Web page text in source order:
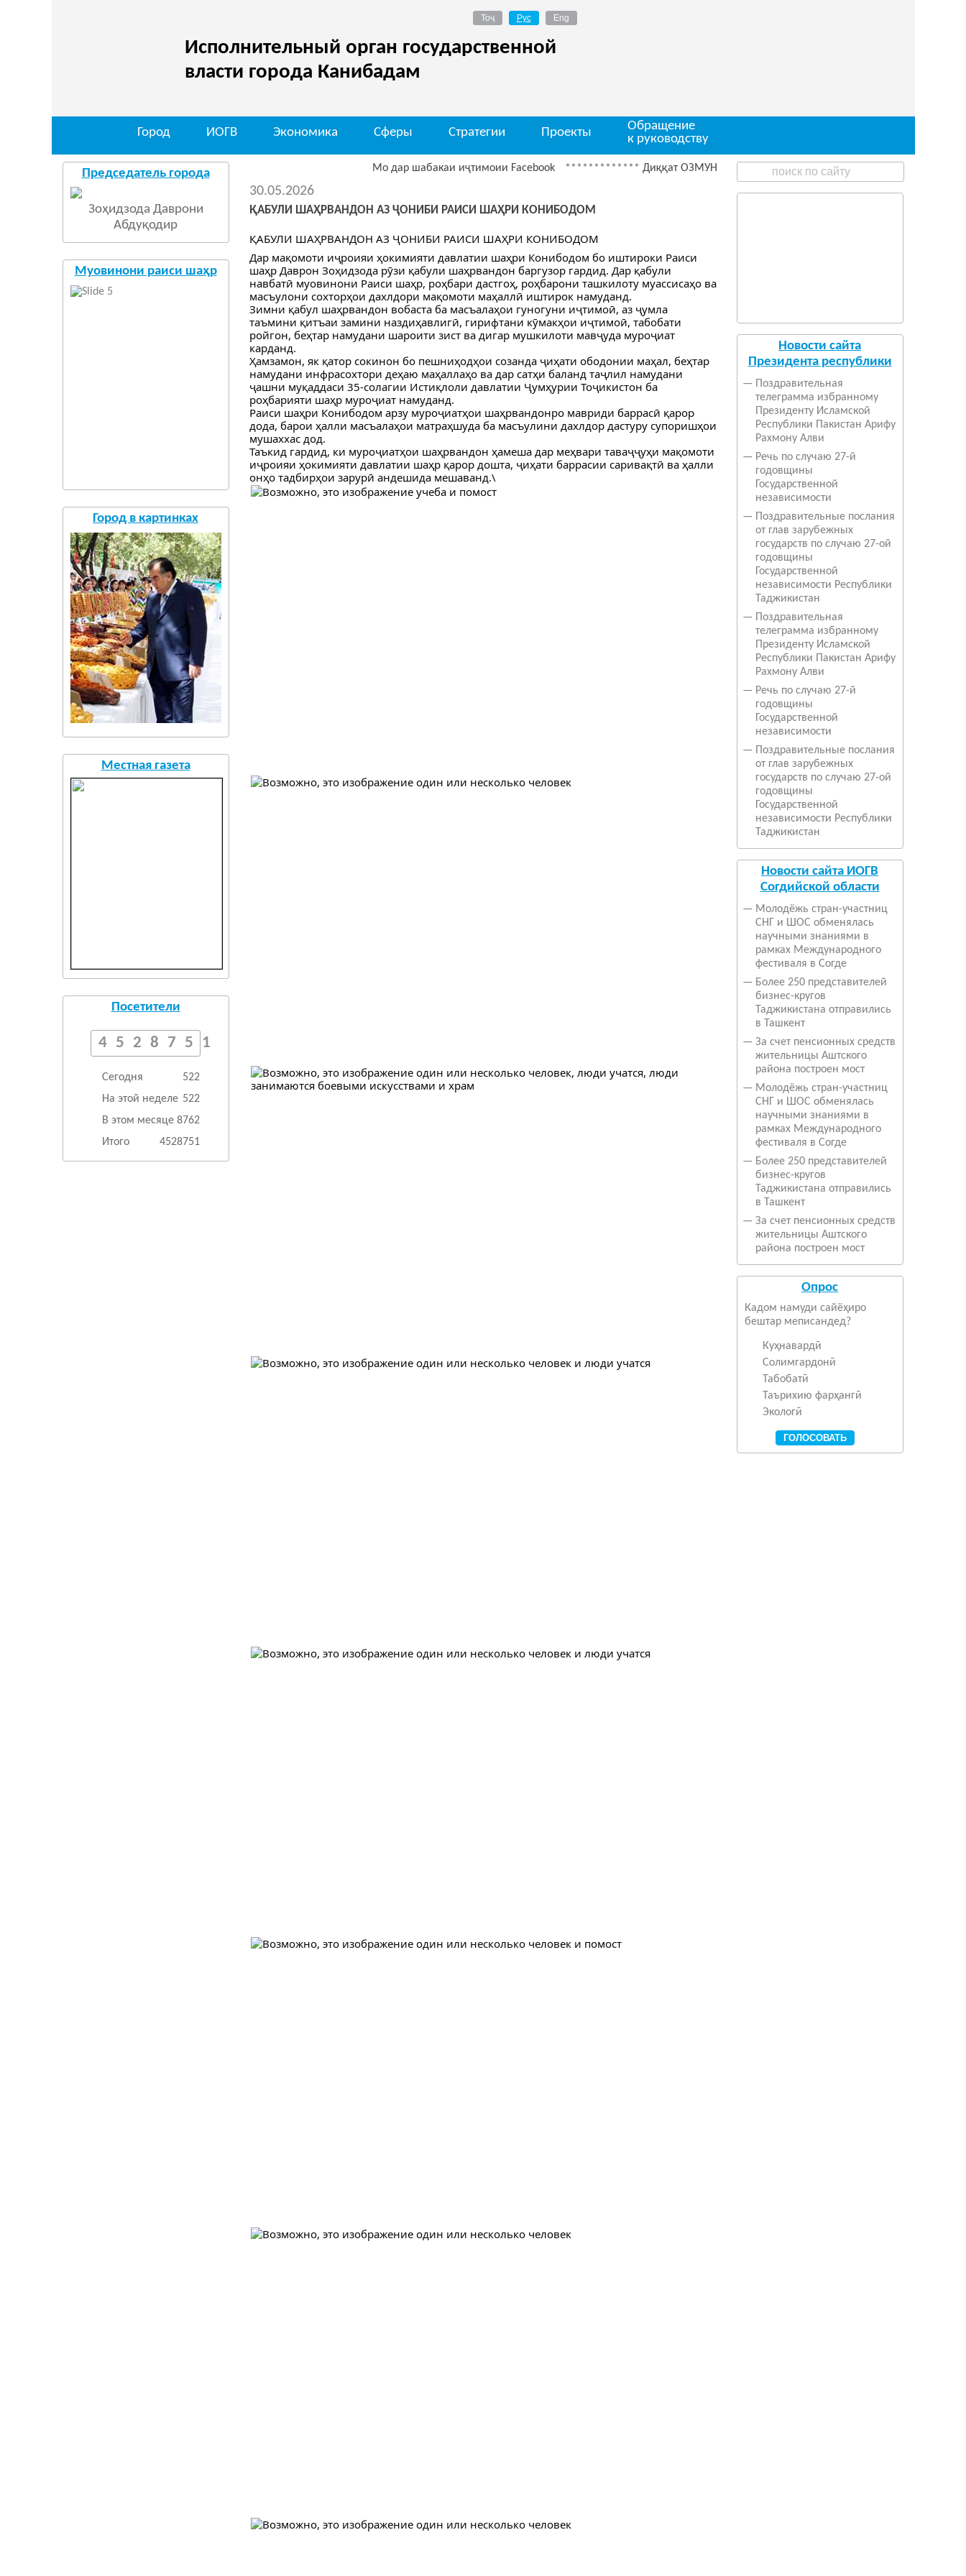
Исполнительный орган государственной
власти города Канибадам
Город ИОГВ Экономика Сферы Стратегии Проекты
Обращение
к руководству
Председатель города
Зоҳидзода Даврони
Абдуқодир
Муовинони раиси шаҳр
Город в картинках
Местная газета
Посетители
4528751
Сегодня
522
На этой неделе 522
В этом месяце 8762
Итого
4528751
Мо дар шабакаи иҷтимоии Facebook *************Диққат ОЗМУН барои ишғоли чои корӣ
30.05.2026
ҚАБУЛИ ШАҲРВАНДОН АЗ ҶОНИБИ РАИСИ ШАҲРИ КОНИБОДОМ
ҚАБУЛИ ШАҲРВАНДОН АЗ ҶОНИБИ РАИСИ ШАҲРИ КОНИБОДОМ
Дар мақомоти иҷроияи ҳокимияти давлатии шаҳри Конибодом бо иштироки Раиси
шаҳр Даврон Зоҳидзода рӯзи қабули шаҳрвандон баргузор гардид. Дар қабули
навбатӣ муовинони Раиси шаҳр, роҳбари дастгоҳ, роҳбарони ташкилоту муассисаҳо ва
масъулони сохторҳои дахлдори мақомоти маҳаллӣ иштирок намуданд.
Зимни қабул шаҳрвандон вобаста ба масъалаҳои гуногуни иҷтимоӣ, аз ҷумла
таъмини қитъаи замини наздиҳавлигӣ, гирифтани кӯмакҳои иҷтимоӣ, табобати
ройгон, беҳтар намудани шароити зист ва дигар мушкилоти мавҷуда муроҷиат
карданд.
Ҳамзамон, як қатор сокинон бо пешниҳодҳои созанда ҷиҳати ободонии маҳал, беҳтар
намудани инфрасохтори деҳаю маҳаллаҳо ва дар сатҳи баланд таҷлил намудани
ҷашни муқаддаси 35-солагии Истиқлоли давлатии Ҷумҳурии Тоҷикистон ба
роҳбарияти шаҳр муроҷиат намуданд.
Раиси шаҳри Конибодом арзу муроҷиатҳои шаҳрвандонро мавриди баррасӣ қарор
дода, барои ҳалли масъалаҳои матраҳшуда ба масъулини дахлдор дастуру супоришҳои
мушаххас дод.
Таъкид гардид, ки муроҷиатҳои шаҳрвандон ҳамеша дар меҳвари таваҷҷуҳи мақомоти
иҷроияи ҳокимияти давлатии шаҳр қарор дошта, ҷиҳати баррасии саривақтӣ ва ҳалли
онҳо тадбирҳои зарурӣ андешида мешаванд.\
Новости сайта
Президента республики
—
Поздравительная
телеграмма избранному
Президенту Исламской
Республики Пакистан Арифу
Рахмону Алви
— Речь по случаю 27-й
годовщины
Государственной
независимости
—
Поздравительные послания
от глав зарубежных
государств по случаю 27-ой
годовщины
Государственной
независимости Республики
Таджикистан
—
Поздравительная
телеграмма избранному
Президенту Исламской
Республики Пакистан Арифу
Рахмону Алви
— Речь по случаю 27-й
годовщины
Государственной
независимости
—
Поздравительные послания
от глав зарубежных
государств по случаю 27-ой
годовщины
Государственной
независимости Республики
Таджикистан
Новости сайта ИОГВ
Согдийской области
— Молодёжь стран-участниц
СНГ и ШОС обменялась
научными знаниями в
рамках Международного
фестиваля в Согде
— Более 250 представителей
бизнес-кругов
Таджикистана отправились
в Ташкент
— За счет пенсионных средств
жительницы Аштского
района построен мост
— Молодёжь стран-участниц
СНГ и ШОС обменялась
научными знаниями в
рамках Международного
фестиваля в Согде
— Более 250 представителей
бизнес-кругов
Таджикистана отправились
в Ташкент
— За счет пенсионных средств
жительницы Аштского
района построен мост
Опрос
Кадом намуди сайёҳиро
бештар меписандед?
Куҳнавардӣ
Солимгардонӣ
Табобатӣ
Таърихию фарҳангӣ
Экологӣ